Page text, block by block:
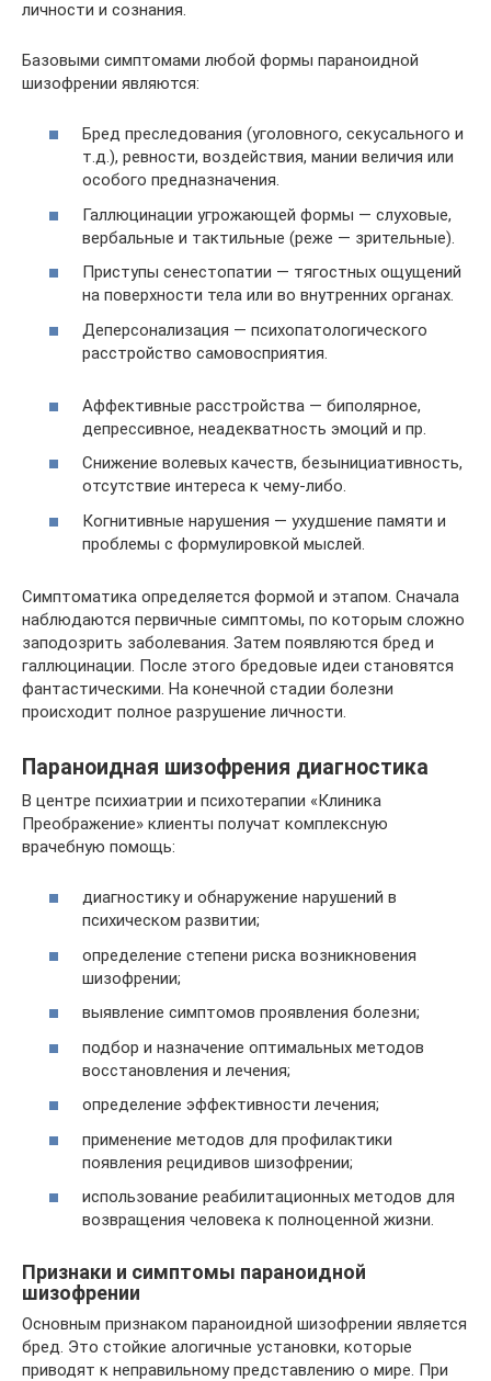
личности и сознания.
Базовыми симптомами любой формы параноидной
шизофрении являются:
Бред преследования (уголовного, секусального и
т.д.), ревности, воздействия, мании величия или
особого предназначения.
Галлюцинации угрожающей формы — слуховые,
вербальные и тактильные (реже — зрительные).
Приступы сенестопатии — тягостных ощущений
на поверхности тела или во внутренних органах.
Деперсонализация — психопатологического
расстройство самовосприятия.
Аффективные расстройства — биполярное,
депрессивное, неадекватность эмоций и пр.
Снижение волевых качеств, безынициативность,
отсутствие интереса к чему-либо.
Когнитивные нарушения — ухудшение памяти и
проблемы с формулировкой мыслей.
Симптоматика определяется формой и этапом. Сначала
наблюдаются первичные симптомы, по которым сложно
заподозрить заболевания. Затем появляются бред и
галлюцинации. После этого бредовые идеи становятся
фантастическими. На конечной стадии болезни
происходит полное разрушение личности.
Параноидная шизофрения диагностика
В центре психиатрии и психотерапии «Клиника
Преображение» клиенты получат комплексную
врачебную помощь:
диагностику и обнаружение нарушений в
психическом развитии;
определение степени риска возникновения
шизофрении;
выявление симптомов проявления болезни;
подбор и назначение оптимальных методов
восстановления и лечения;
определение эффективности лечения;
применение методов для профилактики
появления рецидивов шизофрении;
использование реабилитационных методов для
возвращения человека к полноценной жизни.
Признаки и симптомы параноидной
шизофрении
Основным признаком параноидной шизофрении является
бред. Это стойкие алогичные установки, которые
приводят к неправильному представлению о мире. При